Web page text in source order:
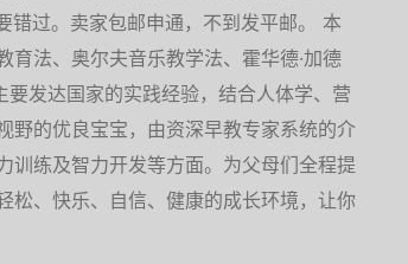
过。卖家包邮申通，不到发平邮。 本
法、奥尔夫音乐教学法、霍华德·加德
发达国家的实践经验，结合人体学、营
野的优良宝宝，由资深早教专家系统的介
训练及智力开发等方面。为父母们全程提
松、快乐、自信、健康的成长环境，让你